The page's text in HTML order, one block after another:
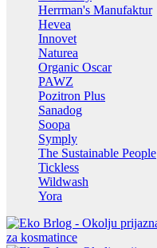
Herrman's Manufaktur
Hevea
Innovet
Naturea
Organic Oscar
PAWZ
Pozitron Plus
Sanadog
Soopa
Symply
The Sustainable People
Tickless
Wildwash
Yora